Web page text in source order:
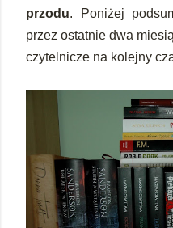
przodu. Poniżej
przez ostatnie dwa
czytelnicze na kolejny